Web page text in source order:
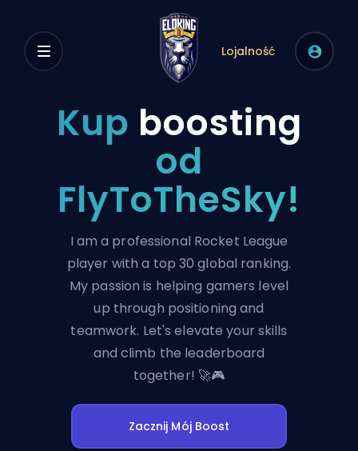
Lojalność
Kup boosting
od
FlyToTheSky!
I am a professional Rocket League
player with a top 30 global ranking.
My passion is helping gamers level
up through positioning and
teamwork. Let's elevate your skills
and climb the leaderboard
together! 🚀🎮
Zacznij Mój Boost